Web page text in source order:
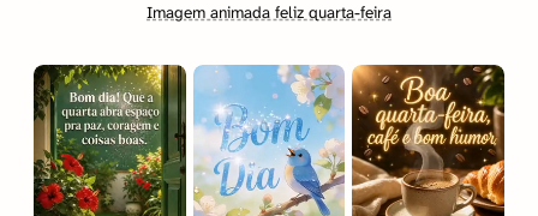
Imagem animada feliz quarta-feira